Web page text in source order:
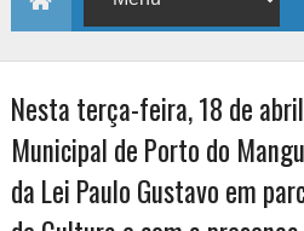
Nesta terça-feira, 18 de
Municipal de Porto do
da Lei Paulo Gustavo em